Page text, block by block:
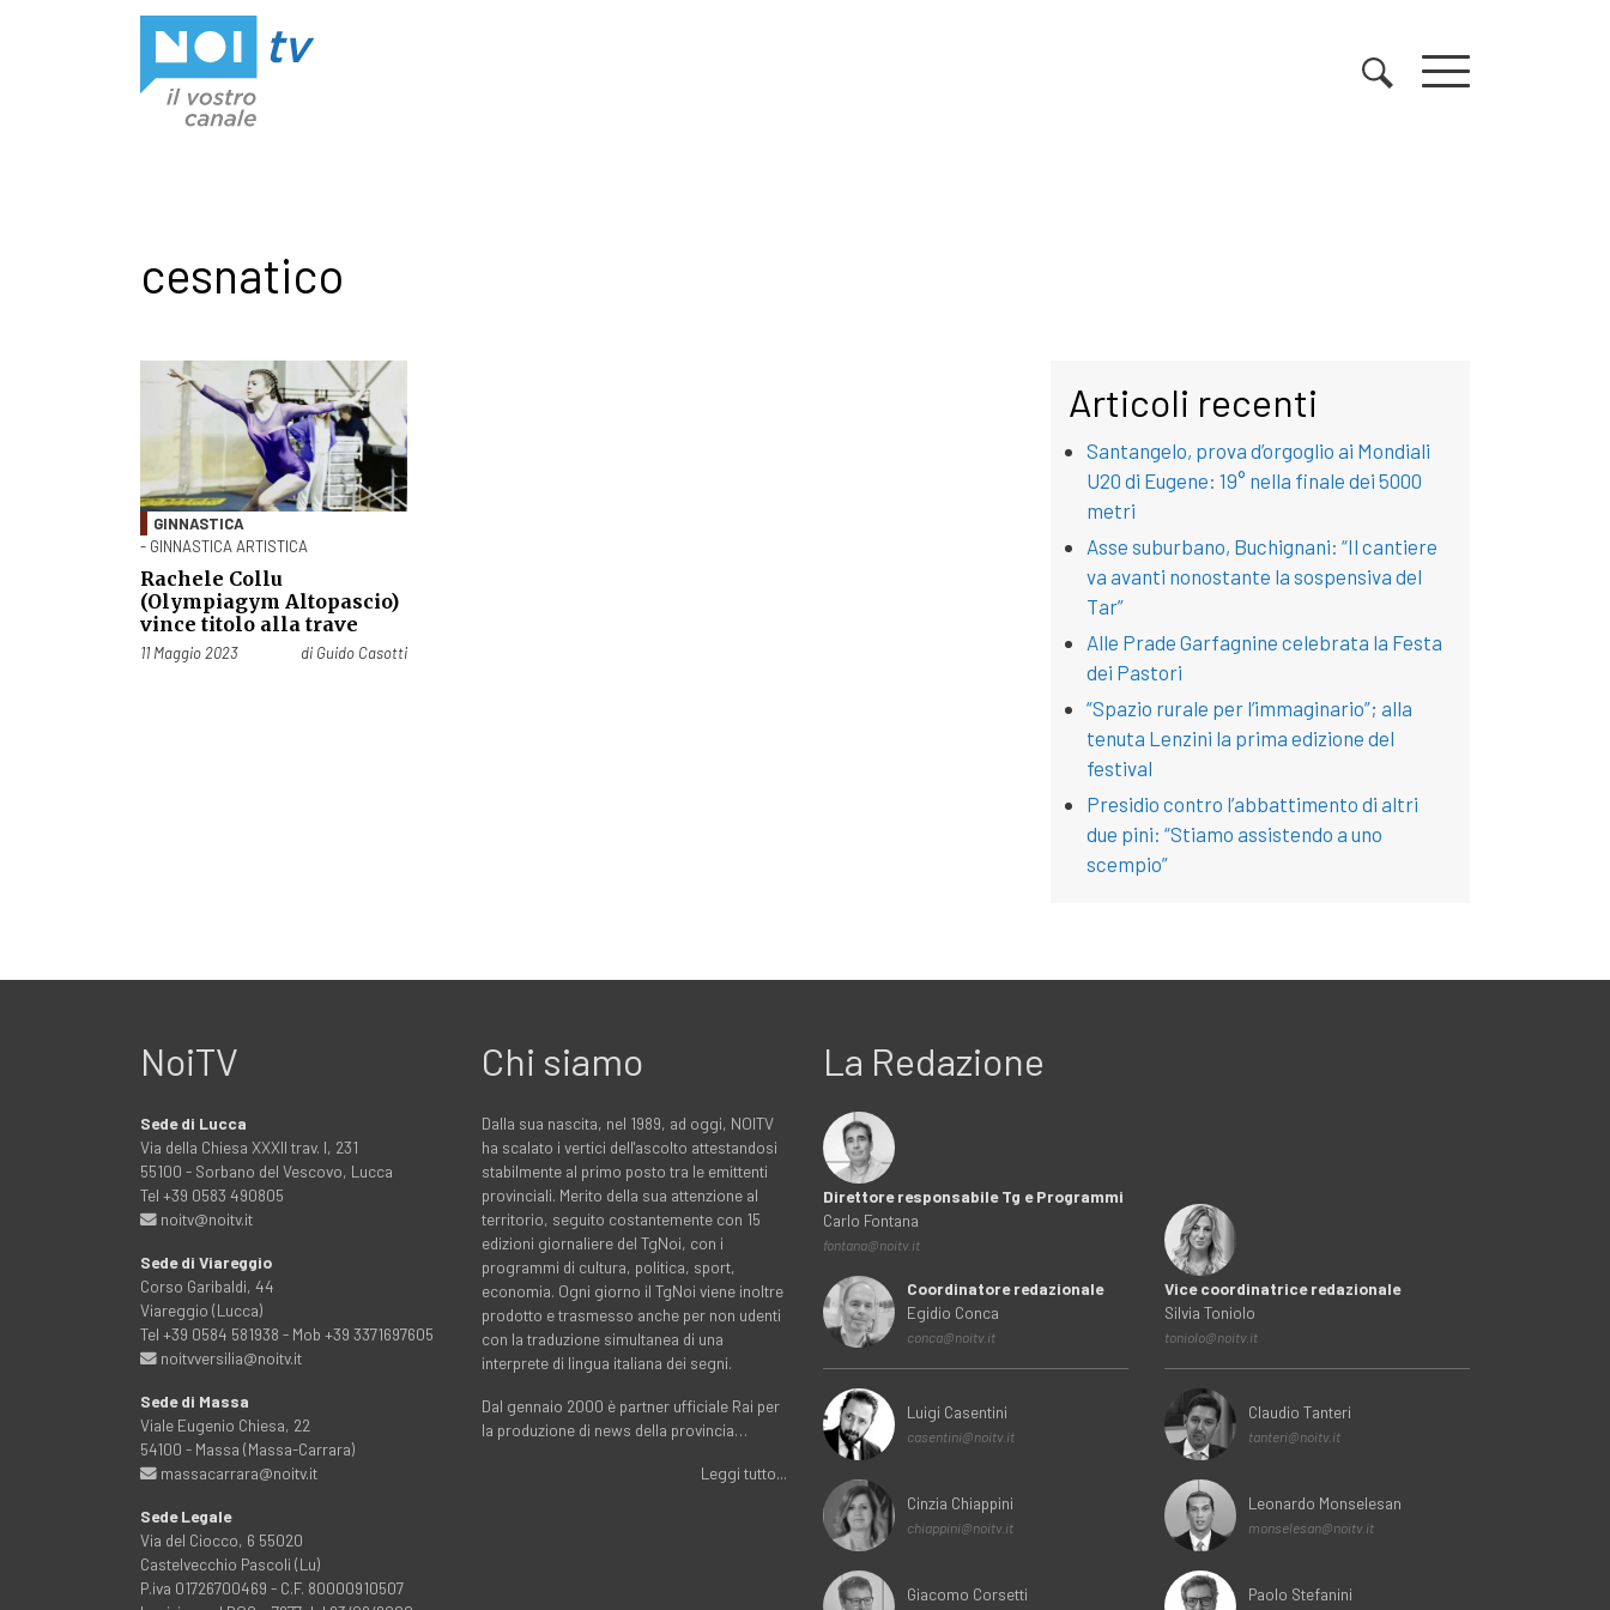
cesnatico
GINNASTICA
- GINNASTICA ARTISTICA
Rachele Collu
(Olympiagym Altopascio)
vince titolo alla trave
Pubblicato il
11 Maggio 2023 di Guido Casotti
Articoli recenti
Santangelo, prova d’orgoglio ai Mondiali
U20 di Eugene: 19° nella finale dei 5000
metri
Asse suburbano, Buchignani: “Il cantiere
va avanti nonostante la sospensiva del
Tar”
Alle Prade Garfagnine celebrata la Festa
dei Pastori
“Spazio rurale per l’immaginario”; alla
tenuta Lenzini la prima edizione del
festival
Presidio contro l’abbattimento di altri
due pini: “Stiamo assistendo a uno
scempio”
NoiTV
Sede di Lucca
Via della Chiesa XXXII trav. I, 231
55100 - Sorbano del Vescovo, Lucca
Tel +39 0583 490805
noitv@noitv.it
Sede di Viareggio
Corso Garibaldi, 44
Viareggio (Lucca)
Tel +39 0584 581938 - Mob +39 3371697605
noitvversilia@noitv.it
Sede di Massa
Viale Eugenio Chiesa, 22
54100 - Massa (Massa-Carrara)
massacarrara@noitv.it
Sede Legale
Via del Ciocco, 6 55020
Castelvecchio Pascoli (Lu)
P.iva 01726700469 - C.F. 80000910507
Chi siamo
Dalla sua nascita, nel 1989, ad oggi, NOITV
ha scalato i vertici dell'ascolto attestandosi
stabilmente al primo posto tra le emittenti
provinciali. Merito della sua attenzione al
territorio, seguito costantemente con 15
edizioni giornaliere del TgNoi, con i
programmi di cultura, politica, sport,
economia. Ogni giorno il TgNoi viene inoltre
prodotto e trasmesso anche per non udenti
con la traduzione simultanea di una
interprete di lingua italiana dei segni.
Dal gennaio 2000 è partner ufficiale Rai per
la produzione di news della provincia…
Leggi tutto...
La Redazione
Direttore responsabile Tg e Programmi
Carlo Fontana
fontana@noitv.it
Coordinatore redazionale
Egidio Conca
conca@noitv.it
Luigi Casentini
casentini@noitv.it
Cinzia Chiappini
chiappini@noitv.it
Giacomo Corsetti
Vice coordinatrice redazionale
Silvia Toniolo
toniolo@noitv.it
Claudio Tanteri
tanteri@noitv.it
Leonardo Monselesan
monselesan@noitv.it
Paolo Stefanini